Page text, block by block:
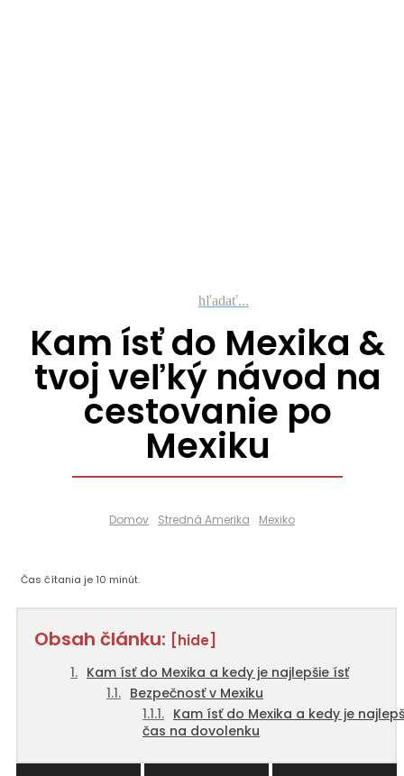
hľadať...
Kam ísť do Mexika &
tvoj veľký návod na
cestovanie po
Mexiku
Domov Stredná Amerika Mexiko
Čas čítania je 10 minút.
Obsah článku: [hide]
Kam ísť do Mexika a kedy je najlepšie ísť
Bezpečnosť v Mexiku
Kam ísť do Mexika a kedy je
čas na dovolenku